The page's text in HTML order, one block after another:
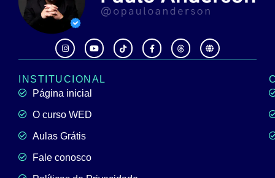
INSTITUCIONAL
Página inicial
O curso WED
Aulas Grátis
Fale conosco